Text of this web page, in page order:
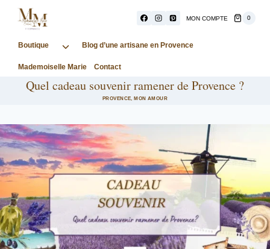
contenu
MON COMPTE 0
Boutique
Ouvrir/fermer
menu
enfant
Blog d’une artisane en Provence
Mademoiselle Marie Contact
Quel cadeau souvenir ramener de Provence ?
PROVENCE, MON AMOUR